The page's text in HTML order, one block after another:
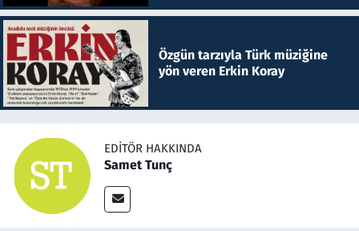
Özgün tarzıyla Türk müziğine
yön veren Erkin Koray
EDITÖR HAKKINDA
Samet Tunç